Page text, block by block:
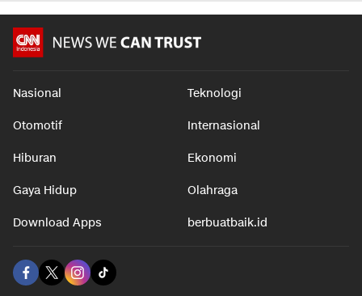
Nasional Teknologi
Otomotif Internasional
Hiburan Ekonomi
Gaya Hidup Olahraga
Download Apps berbuatbaik.id